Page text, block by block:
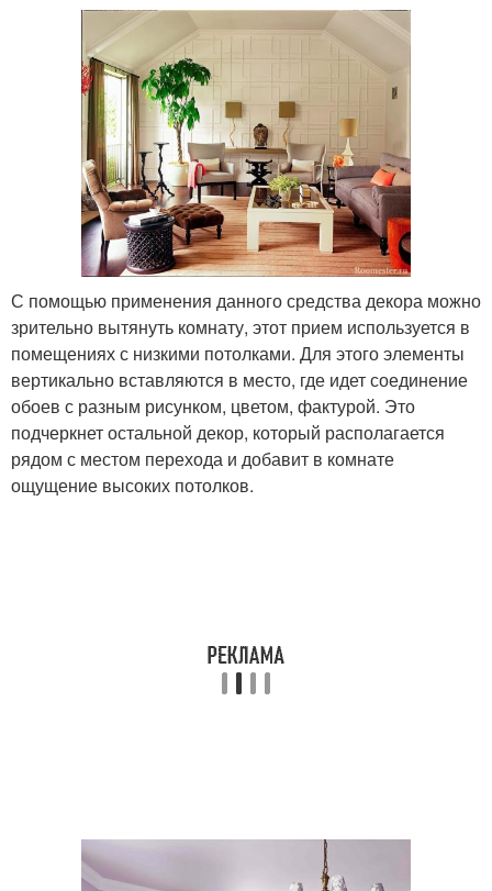
С помощью применения данного средства декора можно
зрительно вытянуть комнату, этот прием используется в
помещениях с низкими потолками. Для этого элементы
вертикально вставляются в место, где идет соединение
обоев с разным рисунком, цветом, фактурой. Это
подчеркнет остальной декор, который располагается
рядом с местом перехода и добавит в комнате
ощущение высоких потолков.